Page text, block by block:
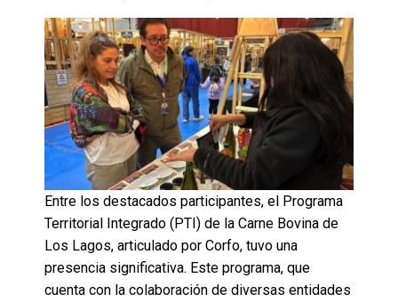
Entre los destacados participantes, el Programa
Territorial Integrado (PTI) de la Carne Bovina de
Los Lagos, articulado por Corfo, tuvo una
presencia significativa. Este programa, que
cuenta con la colaboración de diversas entidades